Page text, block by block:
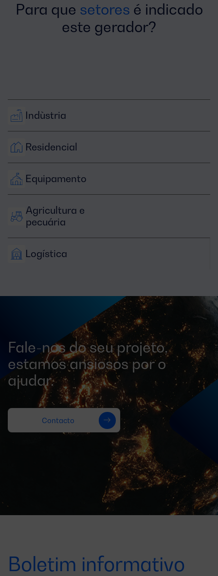
Para que setores é indicado
este gerador?
Indùstria
Residencial
Equipamento
Agricultura e
pecuária
Logística
Fale-nos do seu projeto,
estamos ansiosos por o
ajudar.
Contacto
Boletim informativo